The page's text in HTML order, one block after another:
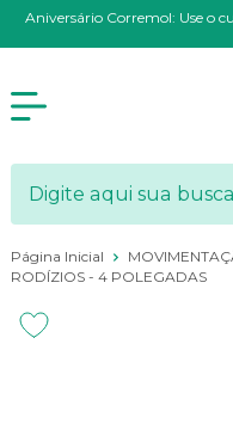
Aniversário Corremol: Use o
Página Inicial
RODÍZIOS - 4 POLEGADAS